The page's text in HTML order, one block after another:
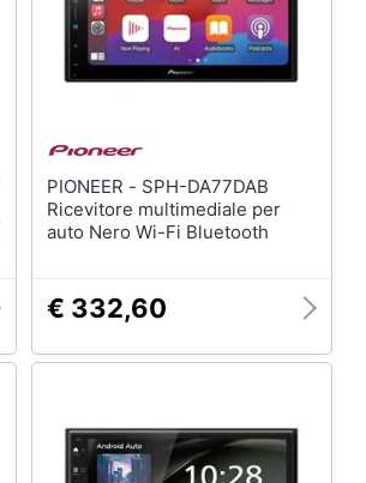
PIONEER - SPH-DA77DAB
Ricevitore multimediale per
auto Nero Wi-Fi Bluetooth
€ 332,60